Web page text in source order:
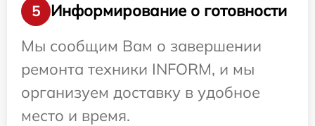
5
Информирование о готовности
Мы сообщим Вам о завершении
ремонта техники INFORM, и мы
организуем доставку в удобное
место и время.